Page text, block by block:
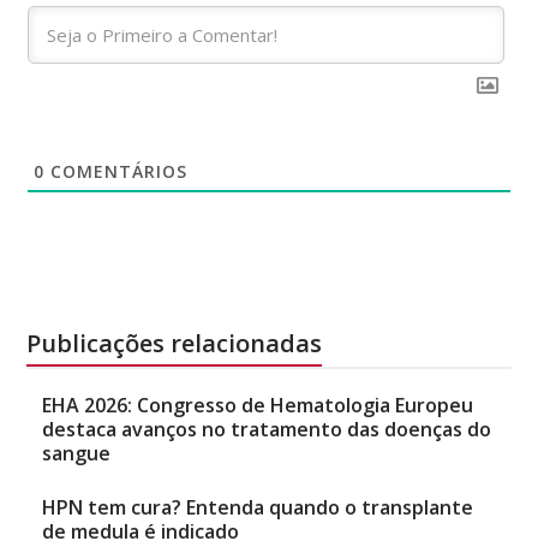
0 COMENTÁRIOS
Publicações relacionadas
EHA 2026: Congresso de Hematologia Europeu
destaca avanços no tratamento das doenças do
sangue
HPN tem cura? Entenda quando o transplante
de medula é indicado